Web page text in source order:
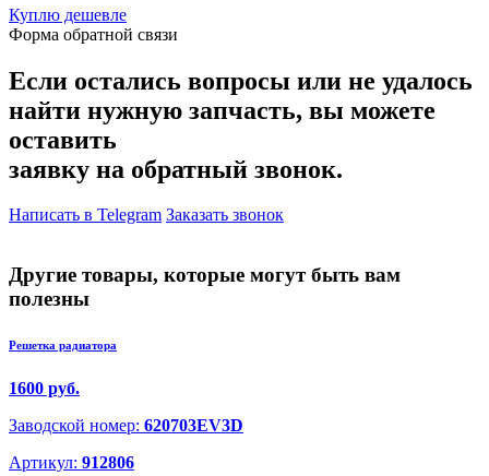
Куплю дешевле
Форма обратной связи
Если остались вопросы или не удалось
найти нужную запчасть, вы можете
оставить
заявку на обратный звонок.
Написать в Telegram Заказать звонок
Другие товары, которые могут быть вам
полезны
Решетка радиатора
1600 руб.
Заводской номер: 620703EV3D
Артикул: 912806